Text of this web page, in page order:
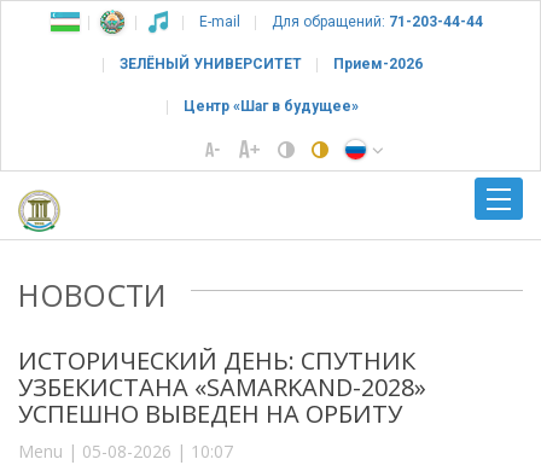
E-mail Для обращений: 71-203-44-44
ЗЕЛЁНЫЙ УНИВЕРСИТЕТ Прием-2026
Центр «Шаг в будущее»
НОВОСТИ
ИСТОРИЧЕСКИЙ ДЕНЬ: СПУТНИК
УЗБЕКИСТАНА «SAMARKAND-2028»
УСПЕШНО ВЫВЕДЕН НА ОРБИТУ
Menu | 05-08-2026 | 10:07